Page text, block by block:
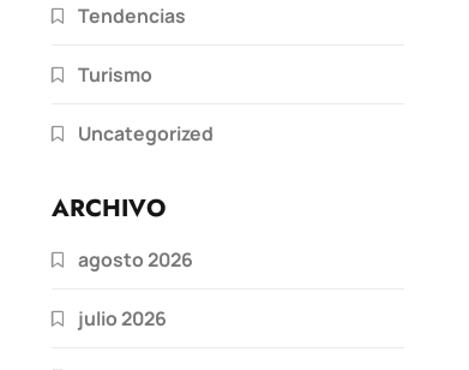
Tendencias
Turismo
Uncategorized
ARCHIVO
agosto 2026
julio 2026